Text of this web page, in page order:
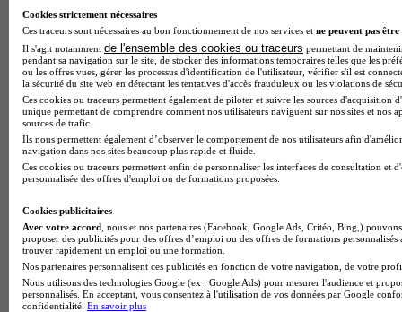
BTS Dietetique en alternance
BTS Mco en alternance
BTS Pi en alternance
BTS Sp3s en alternance
Master CCA en alternance
BTS Ndrc en alternance
BTS Sam en alternance
Cap Fleuriste en alternance
BTS Sio en alternance
MSc Marketing Digital en alternance
BTS Gpme en alternance
Cap Electricien en alternance
BTS Domotique en alternance
BAC Pro Agora en alternance
BTS Sta en alternance
BTS Iris en alternance
BTS Tpl en alternance
BTS Ati en alternance
Cookies strictement nécessaires
Ces traceurs sont nécessaires au bon fonctionnement de nos services et ne peuvent pas être
Il s'agit notamment de l'ensemble des cookies ou traceurs permettant de
pendant sa navigation sur le site, de stocker des informations temporaires telles que les
ou les offres vues, gérer les processus d'identification de l'utilisateur, vérifier s'il est
la sécurité du site web en détectant les tentatives d'accès frauduleux ou les violations de
Ces cookies ou traceurs permettent également de piloter et suivre les sources d'acquisition
unique permettant de comprendre comment nos utilisateurs naviguent sur nos sites et nos
sources de trafic.
Ils nous permettent également d’observer le comportement de nos utilisateurs afin
navigation dans nos sites beaucoup plus rapide et fluide.
Ces cookies ou traceurs permettent enfin de personnaliser les interfaces de consultation et
personnalisée des offres d'emploi ou de formations proposées.
Cookies publicitaires
Avec votre accord , nous et nos partenaires (Facebook, Google Ads, Critéo, Bing,)
proposer des publicités pour des offres d’emploi ou des offres de formations
trouver rapidement un emploi ou une formation.
Nos partenaires personnalisent ces publicités en fonction de votre navigation, de votre
Nous utilisons des technologies Google (ex : Google Ads) pour mesurer l'audience et
personnalisés. En acceptant, vous consentez à l'utilisation de vos données par Google
confidentialité. En savoir plus